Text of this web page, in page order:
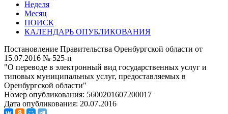
Неделя
Месяц
ПОИСК
КАЛЕНДАРЬ ОПУБЛИКОВАНИЯ
Постановление Правительства Оренбургской области от
15.07.2016 № 525-п
"О переводе в электронный вид государственных услуг и
типовых муниципальных услуг, предоставляемых в
Оренбургской области"
Номер опубликования: 5600201607200017
Дата опубликования: 20.07.2016